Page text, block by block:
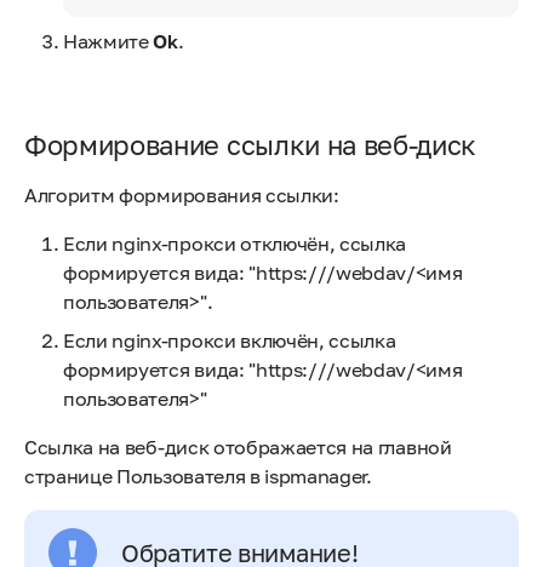
НажмитеOk.
Формирование ссылки на веб-диск
Алгоритм формирования ссылки:
Если nginx-прокси отключён, ссылка
формируется вида: "https:///webdav/<имя
пользователя>".
Если nginx-прокси включён, ссылка
формируется вида: "https:///webdav/<имя
пользователя>"
Ссылка на веб-диск отображается на главной
странице Пользователя в ispmanager.
Обратите внимание!